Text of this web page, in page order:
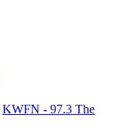
KWFN - 97.3 The